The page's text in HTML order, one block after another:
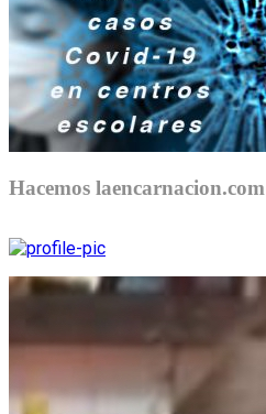
Hacemos laencarnacion.com